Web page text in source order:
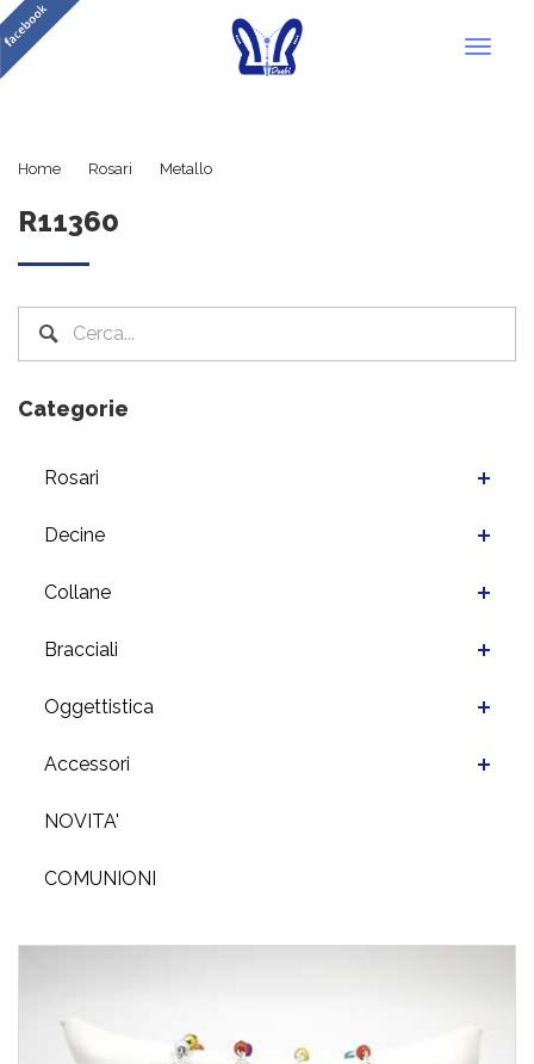
Home Rosari Metallo
R11360
Categorie
Rosari
Decine
Collane
Bracciali
Oggettistica
Accessori
NOVITA'
COMUNIONI